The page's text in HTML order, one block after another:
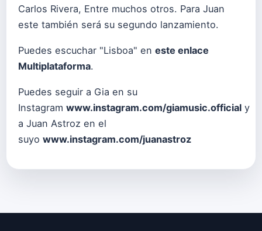
Carlos Rivera, Entre muchos otros. Para Juan
este también será su segundo lanzamiento.
Puedes escuchar "Lisboa" en este enlace
Multiplataforma.
Puedes seguir a Gia en su
Instagram www.instagram.com/giamusic.official y
a Juan Astroz en el
suyo www.instagram.com/juanastroz